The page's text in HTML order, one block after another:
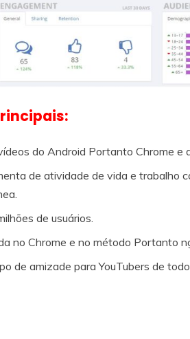
do Android Portanto Chrome e
de atividade de vida e trabalho
de usuários.
no Chrome e no método Portanto
de amizade para YouTubers de todo